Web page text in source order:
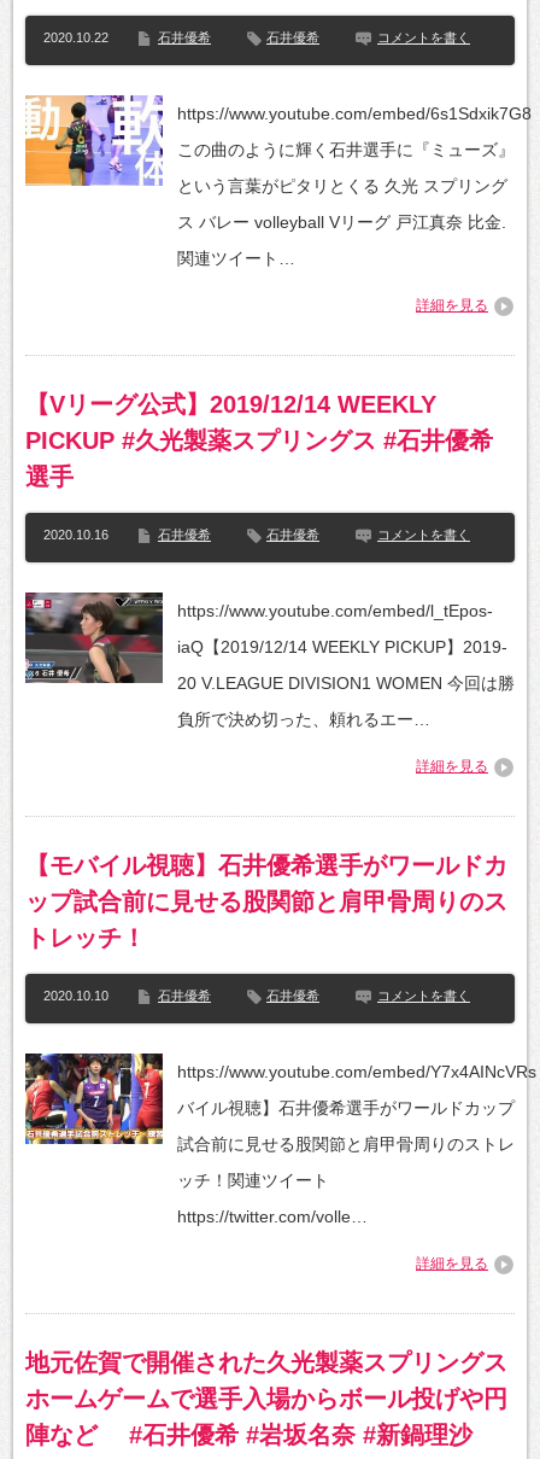
2020.10.22 石井優希 石井優希 コメントを書く
https://www.youtube.com/embed/6s1Sdxik7G8
この曲のように輝く石井選手に『ミューズ』
という言葉がピタリとくる 久光 スプリング
ス バレー volleyball Vリーグ 戸江真奈 比金.
関連ツイート…
詳細を見る
【Vリーグ公式】2019/12/14 WEEKLY
PICKUP #久光製薬スプリングス #石井優希
選手
2020.10.16 石井優希 石井優希 コメントを書く
https://www.youtube.com/embed/l_tEpos-
iaQ【2019/12/14 WEEKLY PICKUP】2019-
20 V.LEAGUE DIVISION1 WOMEN 今回は勝
負所で決め切った、頼れるエー…
詳細を見る
【モバイル視聴】石井優希選手がワールドカ
ップ試合前に見せる股関節と肩甲骨周りのス
トレッチ！
2020.10.10 石井優希 石井優希 コメントを書く
https://www.youtube.com/embed/Y7x4AINcVRs
バイル視聴】石井優希選手がワールドカップ
試合前に見せる股関節と肩甲骨周りのストレ
ッチ！関連ツイート
https://twitter.com/volle…
詳細を見る
地元佐賀で開催された久光製薬スプリングス
ホームゲームで選手入場からボール投げや円
陣など #石井優希 #岩坂名奈 #新鍋理沙